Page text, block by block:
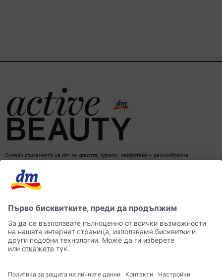
Онлайн списанието на dm за красота, здраве, лайфстайл – разнообразна
dm онлайн магазин Контакти Лични данни достъпност